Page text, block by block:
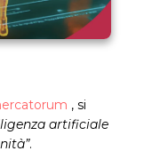
, si
artificiale
.